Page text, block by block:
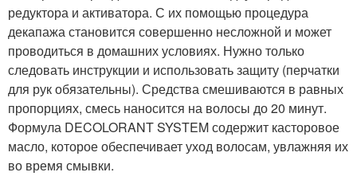
редуктора и активатора. С их помощью процедура
декапажа становится совершенно несложной и может
проводиться в домашних условиях. Нужно только
следовать инструкции и использовать защиту (перчатки
для рук обязательны). Средства смешиваются в равных
пропорциях, смесь наносится на волосы до 20 минут.
Формула DECOLORANT SYSTEM содержит касторовое
масло, которое обеспечивает уход волосам, увлажняя их
во время смывки.